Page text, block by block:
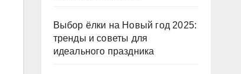
Выбор ёлки на Новый год 2025:
тренды и советы для
идеального праздника